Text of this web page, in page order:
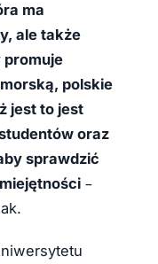
ma
ale także
promuje
polskie
jest to jest
oraz
sprawdzić
–